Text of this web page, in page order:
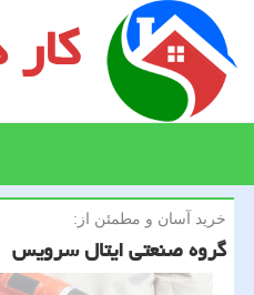
خرید آسان و مطمئن از:
گروه صنعتی ایتال سرویس